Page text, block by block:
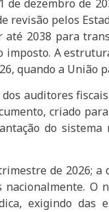
dezembro de
pelos
2038 para
A
quando a União
auditores
criado
do
de 2026;
O
exigindo das